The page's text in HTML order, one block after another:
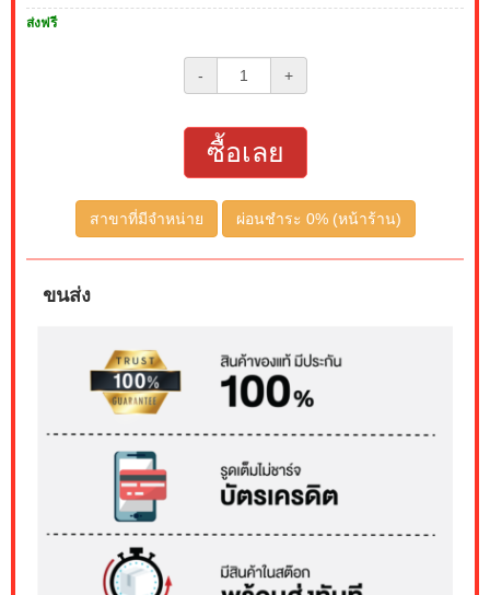
ส่งฟรี
- +
ซื้อเลย
สาขาที่มีจำหน่าย ผ่อนชำระ 0% (หน้าร้าน)
ขนส่ง